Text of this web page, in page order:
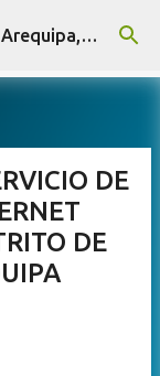
Revista Q Planes - Conciertos de Arequipa, fiestas, eventos y Cultura
DE
DE